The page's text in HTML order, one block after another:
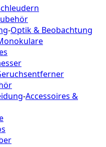
-Optik & Beobachtung
-Accessoires &